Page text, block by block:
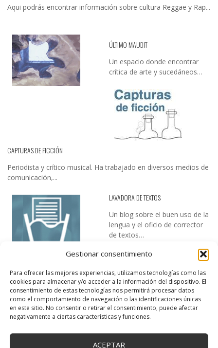
Gestionar consentimiento
Para ofrecer las mejores experiencias, utilizamos tecnologías como las
cookies para almacenar y/o acceder a la información del dispositivo. El
consentimiento de estas tecnologías nos permitirá procesar datos
como el comportamiento de navegación o las identificaciones únicas
en este sitio. No consentir o retirar el consentimiento, puede afectar
negativamente a ciertas características y funciones.
ACEPTAR
Aqui podrás encontrar información sobre cultura Reggae y Rap...
ÚLTIMO MAUDIT
Un espacio donde encontrar
crítica de arte y sucedáneos…
CAPTURAS DE FICCIÓN
Periodista y crítico musical. Ha trabajado en diversos medios de
comunicación,...
LAVADORA DE TEXTOS
Un blog sobre el buen uso de la
lengua y el oficio de corrector
de textos…
DESIREE MARTÍN